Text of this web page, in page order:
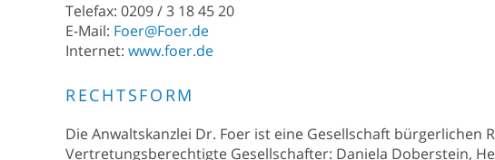
Telefax: 0209 / 3 18 45 20
E-Mail: Foer@Foer.de
Internet: www.foer.de
RECHTSFORM
Die Anwaltskanzlei Dr. Foer ist eine Gesellschaft bürgerlichen
Vertretungsberechtigte Gesellschafter: Daniela Doberstein,